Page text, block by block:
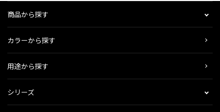
商品から探す
カラーから探す
用途から探す
シリーズ